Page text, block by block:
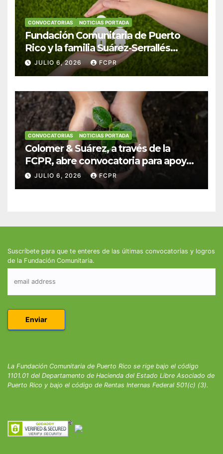
CONVOCATORIAS NOTICIAS PORTADA
Fundación Comunitaria de Puerto
Rico y la familia Suárez-Serrallés
anuncian convocatoria para
fortalecer hogares y albergues
JULIO 6, 2026 FCPR
CONVOCATORIAS NOTICIAS PORTADA
Colomer & Suárez, a través de la
FCPR, abre convocatoria para apoyar
proyectos de seguridad alimentaria
JULIO 6, 2026 FCPR
Suscríbete para que te enteres de las últimas convocatorias y logros
de la Fundación Comunitaria.
La Fundación Comunitaria de Puerto Rico se rige bajo el código
1101.01 del Departamento de Hacienda del Estado Libre Asociado de
Puerto Rico y bajo el código de Rentas Internas Federal 501(c) (3).